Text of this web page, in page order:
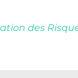
des